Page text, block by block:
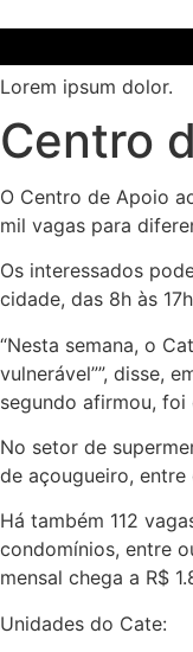
o
conteúdo
Lorem ipsum dolor.
Centro
O Centro de Apoio
mil vagas para
Os interessados
cidade, das 8h às
“Nesta semana, o
vulnerável””, disse,
segundo afirmou, foi
No setor de
de açougueiro,
Há também 112
condomínios, entre
mensal chega a R$
Unidades do Cate: